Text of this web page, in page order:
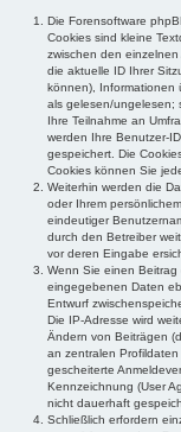
Die Forensoftware
Cookies sind kleine
zwischen den
die aktuelle ID Ihrer
können), Informationen
als gelesen/ungelesen;
Ihre Teilnahme an
werden Ihre Benutzer-
gespeichert. Die
Cookies können Sie
Weiterhin werden die
oder Ihrem
eindeutiger
durch den Betreiber
vor deren Eingabe
Wenn Sie einen
eingegebenen Daten
Entwurf
Die IP-Adresse wird
Ändern von Beiträgen
an zentralen
gescheiterte
Kennzeichnung (User
nicht dauerhaft
Schließlich erfordern